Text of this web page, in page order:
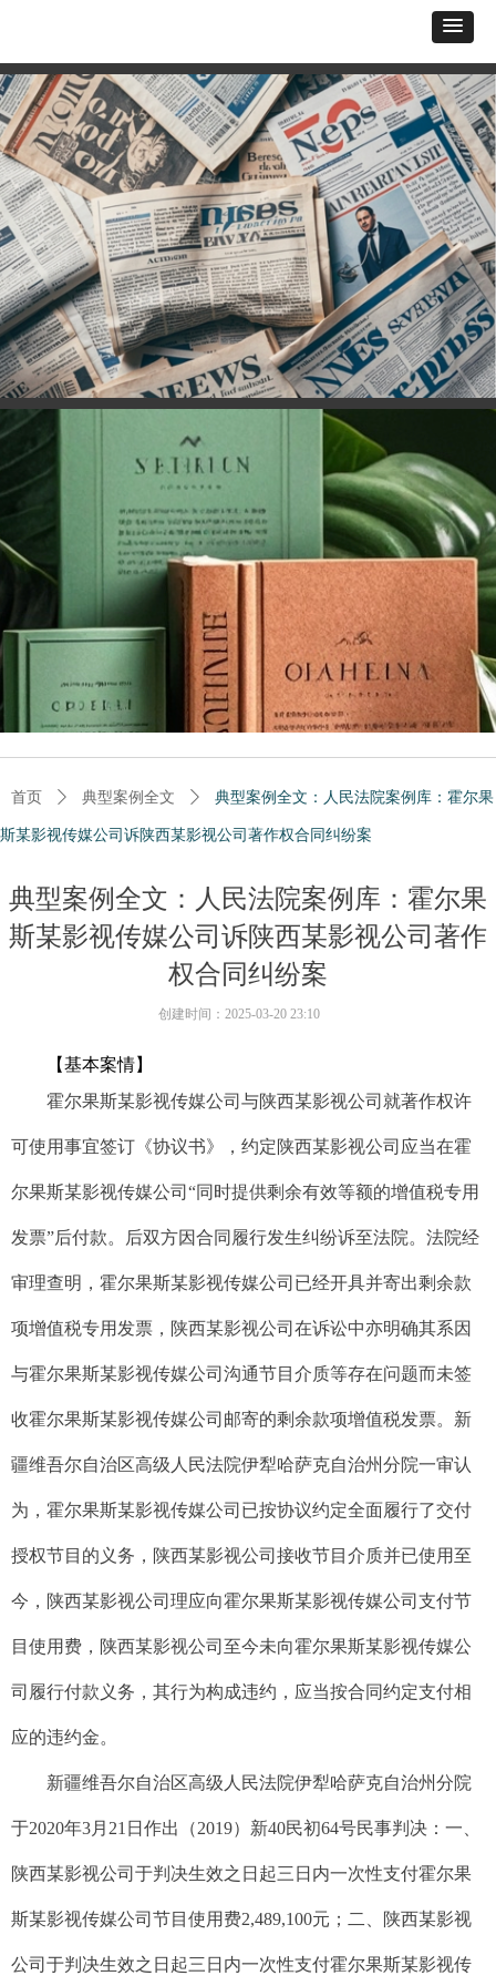
典型案例全文：人民法院案例库：霍尔果
斯某影视传媒公司诉陕西某影视公司著作
权合同纠纷案
【基本案情】
霍尔果斯某影视传媒公司与陕西某影视公司就著作权许
可使用事宜签订《协议书》，约定陕西某影视公司应当在霍
尔果斯某影视传媒公司“同时提供剩余有效等额的增值税专用
发票”后付款。后双方因合同履行发生纠纷诉至法院。法院经
审理查明，霍尔果斯某影视传媒公司已经开具并寄出剩余款
项增值税专用发票，陕西某影视公司在诉讼中亦明确其系因
与霍尔果斯某影视传媒公司沟通节目介质等存在问题而未签
收霍尔果斯某影视传媒公司邮寄的剩余款项增值税发票。新
疆维吾尔自治区高级人民法院伊犁哈萨克自治州分院一审认
为，霍尔果斯某影视传媒公司已按协议约定全面履行了交付
授权节目的义务，陕西某影视公司接收节目介质并已使用至
今，陕西某影视公司理应向霍尔果斯某影视传媒公司支付节
目使用费，陕西某影视公司至今未向霍尔果斯某影视传媒公
司履行付款义务，其行为构成违约，应当按合同约定支付相
应的违约金。
新疆维吾尔自治区高级人民法院伊犁哈萨克自治州分院
于2020年3月21日作出（2019）新40民初64号民事判决：一、
陕西某影视公司于判决生效之日起三日内一次性支付霍尔果
斯某影视传媒公司节目使用费2,489,100元；二、陕西某影视
公司于判决生效之日起三日内一次性支付霍尔果斯某影视传
首页 ꄲ 典型案例全文 ꄲ 典型案例全文：人民法院案例库：霍尔果
斯某影视传媒公司诉陕西某影视公司著作权合同纠纷案
创建时间： 2025-03-20 23:10